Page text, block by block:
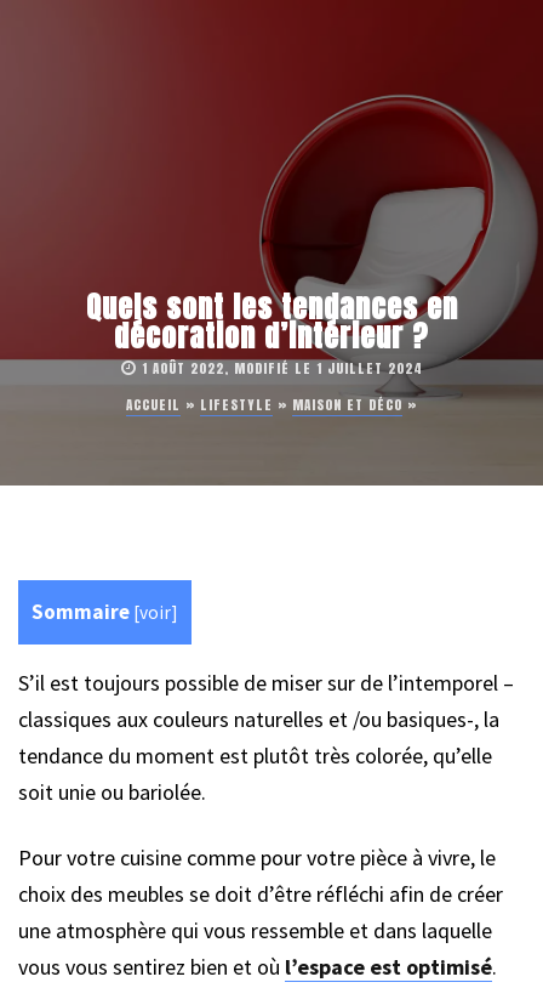
Quels sont les tendances en
décoration d’intérieur ?
1 AOÛT 2022, MODIFIÉ LE 1 JUILLET 2024
ACCUEIL » LIFESTYLE » MAISON ET DÉCO »
Sommaire [voir]
S’il est toujours possible de miser sur de l’intemporel –
classiques aux couleurs naturelles et /ou basiques-, la
tendance du moment est plutôt très colorée, qu’elle
soit unie ou bariolée.
Pour votre cuisine comme pour votre pièce à vivre, le
choix des meubles se doit d’être réfléchi afin de créer
une atmosphère qui vous ressemble et dans laquelle
vous vous sentirez bien et où l’espace est optimisé.